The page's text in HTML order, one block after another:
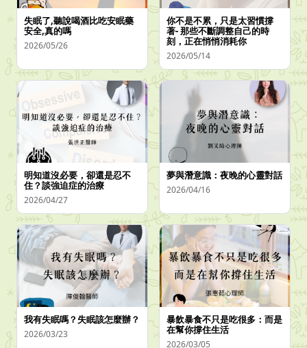
失眠了,聽說喝酒比吃安眠藥
安全,真的嗎
2026/05/26
你不是不累，只是太習慣撐
著- 那些不斷調整自己的時
刻，正在悄悄消耗你
2026/05/14
明知道沒必要，卻還是忍不
住？談強迫症的治療
2026/04/27
夢與潛意識：夜晚的心靈對話
2026/04/16
我有失眠嗎？失眠該怎麼辦？
2026/03/23
暴飲暴食不只是吃很多：而是
在幫你撐住生活
2026/03/05